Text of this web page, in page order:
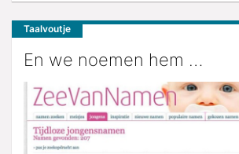
Taalvoutje
En we noemen hem …